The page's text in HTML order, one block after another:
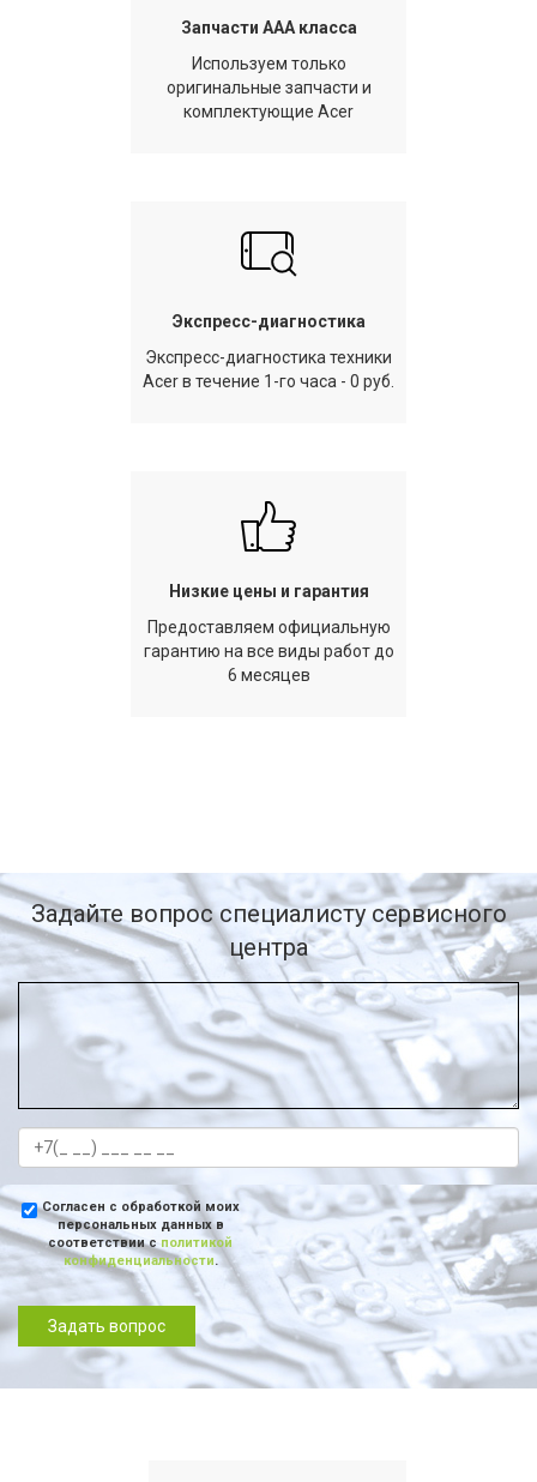
Запчасти AAA класса
Используем только
оригинальные запчасти и
комплектующие Acer
Экспресс-диагностика
Экспресс-диагностика техники
Acer в течение 1-го часа - 0 руб.
Низкие цены и гарантия
Предоставляем официальную
гарантию на все виды работ до
6 месяцев
Задайте вопрос специалисту сервисного
центра
Согласен с обработкой моих
персональных данных в
соответствии с политикой
конфиденциальности.
Задать вопрос